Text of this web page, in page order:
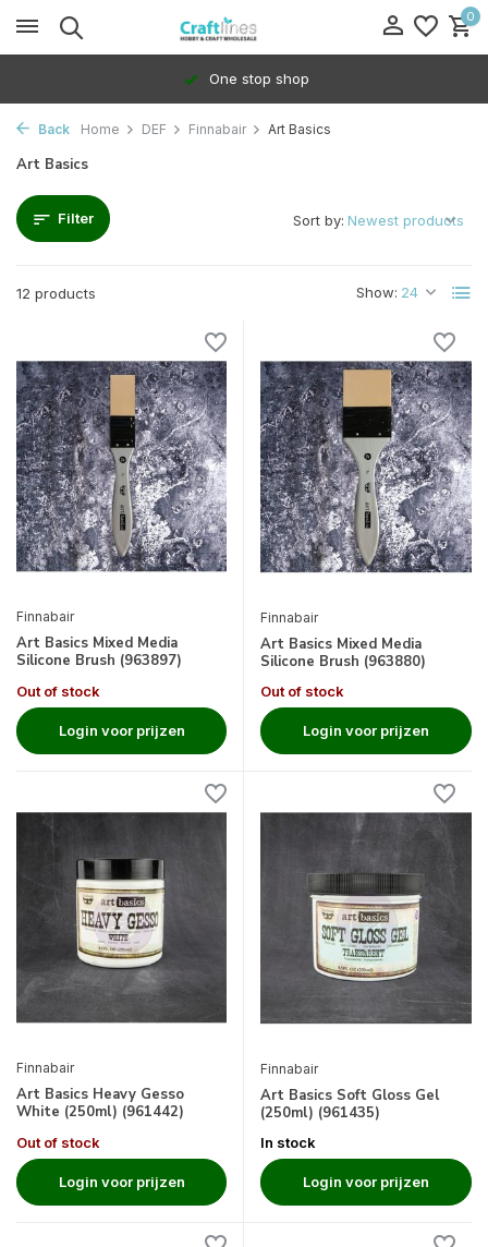
0
One stop shop
Back Home DEF Finnabair Art Basics
Art Basics
Filter
12 products Show:
Sort by:
Finnabair
Art Basics Mixed Media
Silicone Brush (963897)
Out of stock
Login voor prijzen
Finnabair
Art Basics Mixed Media
Silicone Brush (963880)
Out of stock
Login voor prijzen
Finnabair
Art Basics Heavy Gesso
White (250ml) (961442)
Out of stock
Login voor prijzen
Finnabair
Art Basics Soft Gloss Gel
(250ml) (961435)
In stock
Login voor prijzen